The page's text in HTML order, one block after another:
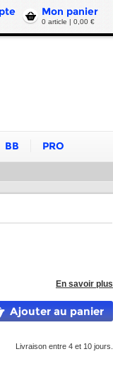
Mon panier
0 article | 0,00 €
BB PRO
En savoir plus
Ajouter au panier
Livraison entre 4 et 10 jours.